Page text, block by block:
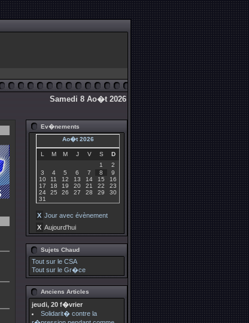
Samedi 8 Ao�t 2026
Ev�nements
Ao�t 2026
L M M J V S
D
1
2
3
4 5 6 7 8
9
10
11 12 13 14 15
16
17
18 19 20 21 22
23
24
25 26 27 28 29
30
31
X Jour avec évènement
X Aujourd'hui
Sujets Chaud
Tout sur le CSA
Tout sur le Gr�ce
Anciens Articles
jeudi, 20 f�vrier
Solidarit� contre la